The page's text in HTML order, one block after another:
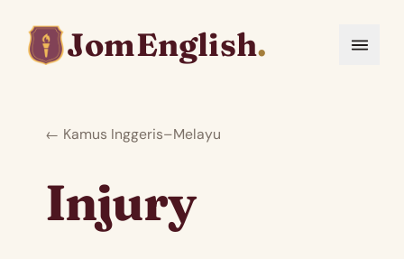
JomEnglish.
← Kamus Inggeris–Melayu
Injury